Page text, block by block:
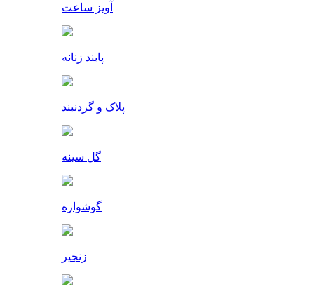
آویز ساعت
پابند زنانه
پلاک و گردنبند
گل سینه
گوشواره
زنجیر